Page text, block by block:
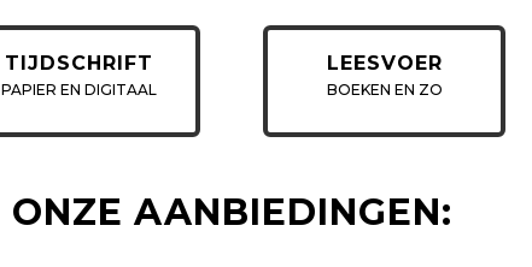
TIJDSCHRIFT
PAPIER EN DIGITAAL
LEESVOER
BOEKEN EN ZO
ONZE AANBIEDINGEN: